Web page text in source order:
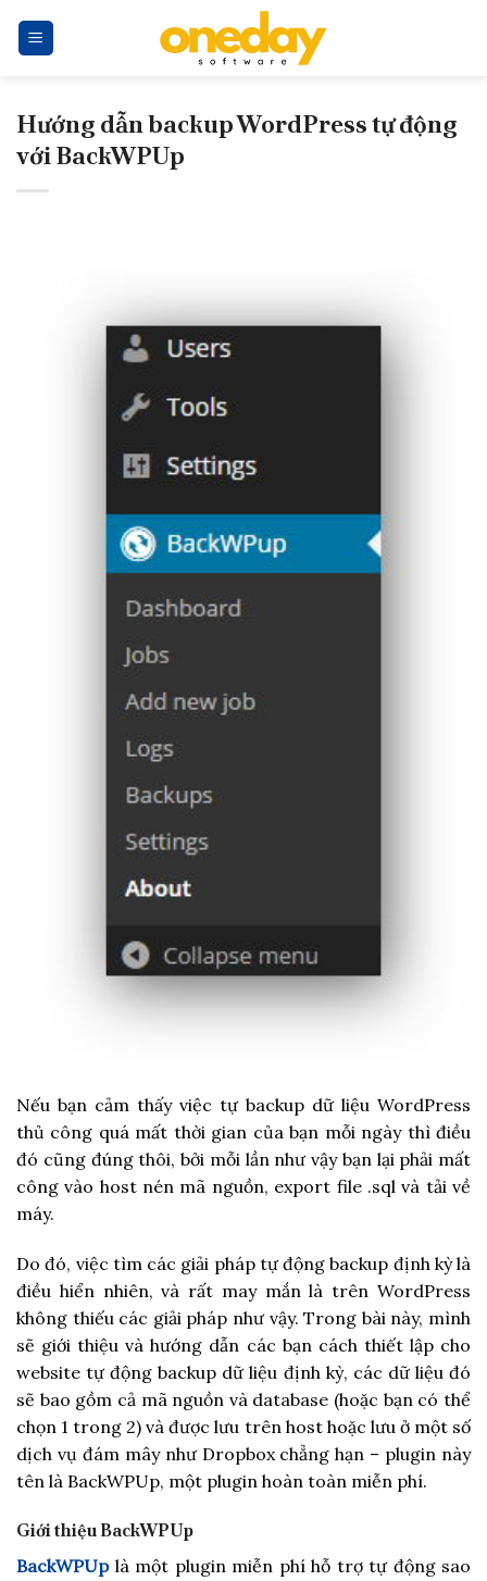
Hướng dẫn backup WordPress tự động
với BackWPUp
Nếu bạn cảm thấy việc tự backup dữ liệu WordPress
thủ công quá mất thời gian của bạn mỗi ngày thì điều
đó cũng đúng thôi, bởi mỗi lần như vậy bạn lại phải mất
công vào host nén mã nguồn, export file .sql và tải về
máy.
Do đó, việc tìm các giải pháp tự động backup định kỳ là
điều hiển nhiên, và rất may mắn là trên WordPress
không thiếu các giải pháp như vậy. Trong bài này, mình
sẽ giới thiệu và hướng dẫn các bạn cách thiết lập cho
website tự động backup dữ liệu định kỳ, các dữ liệu đó
sẽ bao gồm cả mã nguồn và database (hoặc bạn có thể
chọn 1 trong 2) và được lưu trên host hoặc lưu ở một số
dịch vụ đám mây như Dropbox chẳng hạn – plugin này
tên là BackWPUp, một plugin hoàn toàn miễn phí.
Giới thiệu BackWPUp
BackWPUplà một plugin miễn phí hỗ trợ tự động sao